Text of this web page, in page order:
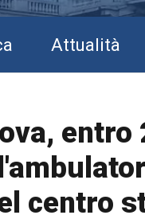
Attualità
entro
centro